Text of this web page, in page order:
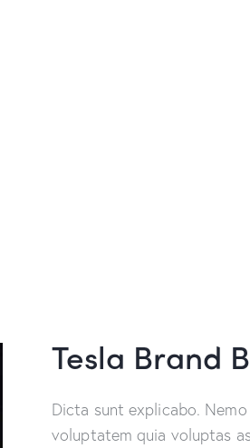
Tesla Brand
Dicta sunt explicabo. Nemo
voluptatem quia voluptas